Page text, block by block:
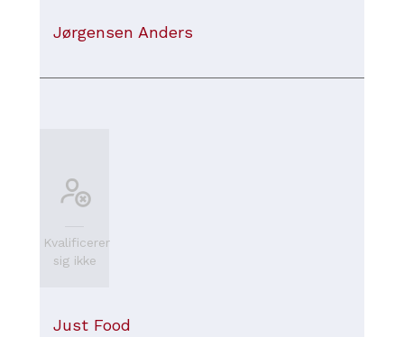
Jørgensen Anders
Kvalificerer
sig ikke
Just Food